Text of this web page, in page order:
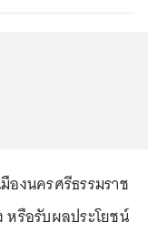
งนครศรีธรรมราช
หรือรับผลประโยชน์